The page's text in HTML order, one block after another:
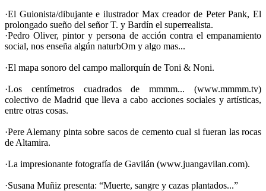
·El Guionista/dibujante e ilustrador Max creador de Peter Pank, El
prolongado sueño del señor T. y Bardín el superrealista.
·Pedro Oliver, pintor y persona de acción contra el empanamiento
social, nos enseña algún naturbOm y algo mas...
·El mapa sonoro del campo mallorquín de Toni & Noni.
·Los centímetros cuadrados de mmmm... (www.mmmm.tv)
colectivo de Madrid que lleva a cabo acciones sociales y artísticas,
entre otras cosas.
·Pere Alemany pinta sobre sacos de cemento cual si fueran las rocas
de Altamira.
·La impresionante fotografía de Gavilán (www.juangavilan.com).
·Susana Muñiz presenta: “Muerte, sangre y cazas plantados...”